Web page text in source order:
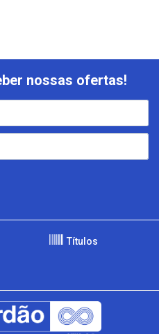
nossas ofertas!
Títulos